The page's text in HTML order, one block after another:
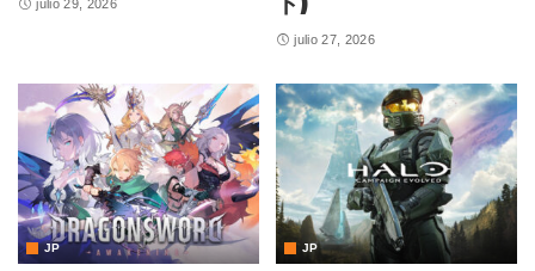
julio 29, 2026
julio 27, 2026
JP JP